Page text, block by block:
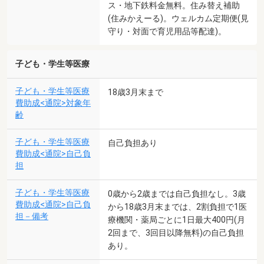
ス・地下鉄料金無料。住み替え補助
(住みかえーる)。ウェルカム定期便(見
守り・対面で育児用品等配達)。
子ども・学生等医療
子ども・学生等医療
費助成<通院>対象年
齢
18歳3月末まで
子ども・学生等医療
費助成<通院>自己負
担
自己負担あり
子ども・学生等医療
費助成<通院>自己負
担－備考
0歳から2歳までは自己負担なし。3歳
から18歳3月末までは、2割負担で1医
療機関・薬局ごとに1日最大400円(月
2回まで、3回目以降無料)の自己負担
あり。